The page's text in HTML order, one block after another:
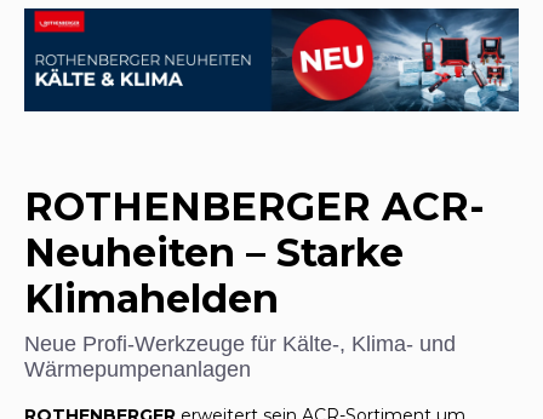
ROTHENBERGER ACR-
Neuheiten – Starke
Klimahelden
Neue Profi-Werkzeuge für Kälte-, Klima- und
Wärmepumpenanlagen